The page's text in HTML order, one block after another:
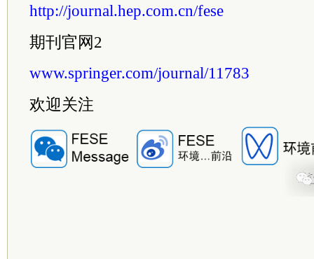
http://journal.hep.com.cn/fese
期刊官网2
www.springer.com/journal/11783
欢迎关注